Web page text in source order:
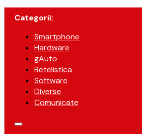
Categorii:
Smartphone
Hardware
gAuto
Retelistica
Software
Diverse
Comunicate